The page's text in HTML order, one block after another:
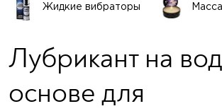
Жидкие вибраторы
Лубрикант на
основе для